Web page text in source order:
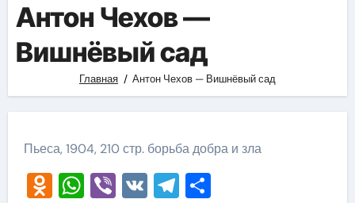
Антон Чехов —
Вишнёвый сад
Главная Антон Чехов — Вишнёвый сад
Пьеса, 1904, 210 стр. борьба добра и зла
Odnoklassniki
WhatsApp
Viber
VKTelegram
Отправить